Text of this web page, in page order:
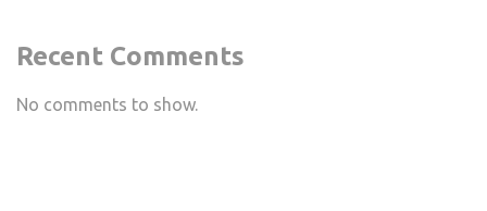
Recent Comments
No comments to show.